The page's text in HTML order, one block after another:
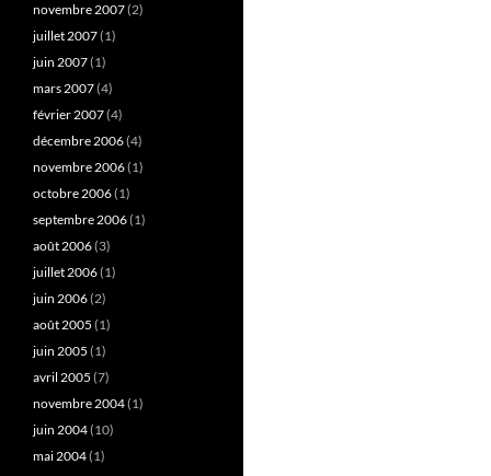
novembre 2007(2)
juillet 2007(1)
juin 2007(1)
mars 2007(4)
février 2007(4)
décembre 2006(4)
novembre 2006(1)
octobre 2006(1)
septembre 2006(1)
août 2006(3)
juillet 2006(1)
juin 2006(2)
août 2005 (1)
juin 2005 (1)
avril 2005 (7)
novembre 2004(1)
juin 2004(10)
mai 2004(1)